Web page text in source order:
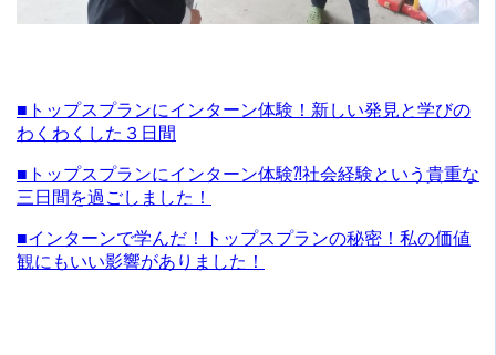
■トップスプランにインターン体験！新しい発見と学びの
わくわくした３日間
■トップスプランにインターン体験⁈社会経験という貴重な
三日間を過ごしました！
■インターンで学んだ！トップスプランの秘密！私の価値
観にもいい影響がありました！